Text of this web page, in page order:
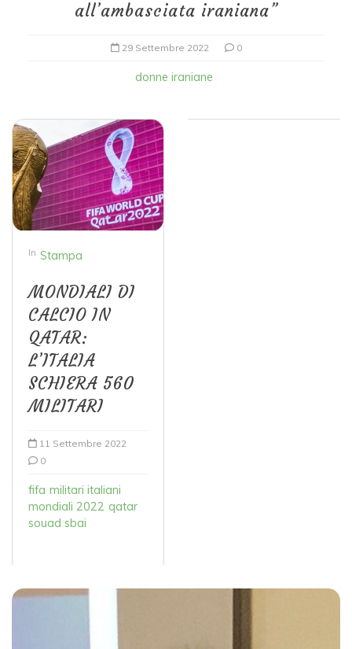
all’ambasciata iraniana”
29 Settembre 2022 0
donne iraniane
In Stampa
MONDIALI DI
CALCIO IN
QATAR:
L’ITALIA
SCHIERA 560
MILITARI
11 Settembre 2022
0
fifa militari italiani
mondiali 2022 qatar
souad sbai